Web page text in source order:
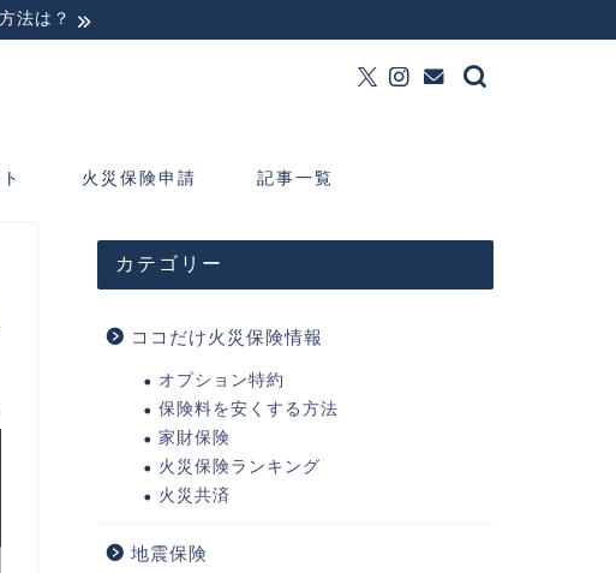
法は？
火災保険申請 記事一覧
カテゴリー
ココだけ火災保険情報
オプション特約
保険料を安くする方法
家財保険
火災保険ランキング
火災共済
地震保険